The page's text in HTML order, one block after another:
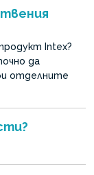
Intex?
да
отделните